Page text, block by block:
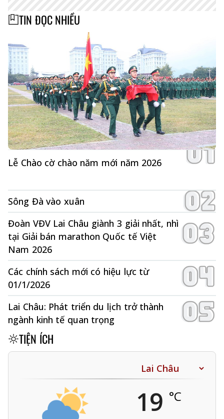
lập ở Việt Nam.
TIN ĐỌC NHIỀU
Lễ Chào cờ chào năm mới năm 2026
Sông Đà vào xuân
Đoàn VĐV Lai Châu giành 3 giải nhất, nhì
tại Giải bán marathon Quốc tế Việt
Nam 2026
Các chính sách mới có hiệu lực từ
01/1/2026
Lai Châu: Phát triển du lịch trở thành
ngành kinh tế quan trọng
TIỆN ÍCH
19 °C